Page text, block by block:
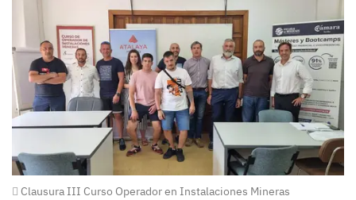
Clausura III Curso Operador en Instalaciones Mineras